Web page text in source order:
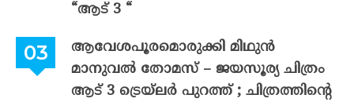
“ആട് 3 “
ആവേശപൂരമൊരുക്കി മിഥുൻ
മാനുവൽ തോമസ് – ജയസൂര്യ ചിത്രം
ആട് 3 ട്രെയ്‌ലർ പുറത്ത് ; ചിത്രത്തിന്റെ